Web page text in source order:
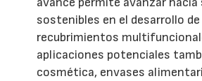
sostenibles en el desarrollo de
recubrimientos
aplicaciones potenciales
cosmética, envases